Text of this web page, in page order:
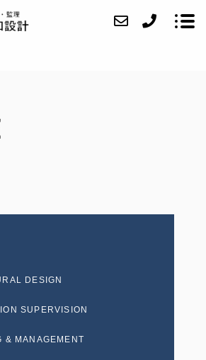
DESIGN
SUPERVISION
& MANAGEMENT